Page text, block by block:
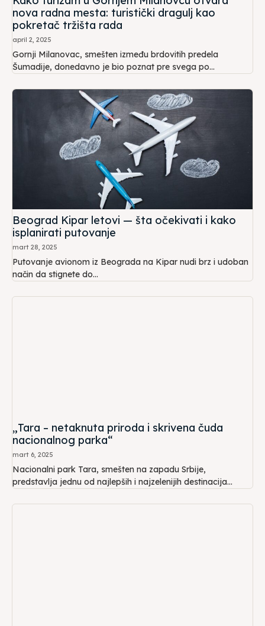
nova radna mesta: turistički dragulj kao
pokretač tržišta rada
april 2, 2025
Gornji Milanovac, smešten između brdovitih predela
Šumadije, donedavno je bio poznat pre svega po...
Beograd Kipar letovi — šta očekivati i kako
isplanirati putovanje
mart 28, 2025
Putovanje avionom iz Beograda na Kipar nudi brz i udoban
način da stignete do...
„Tara – netaknuta priroda i skrivena čuda
nacionalnog parka“
mart 6, 2025
Nacionalni park Tara, smešten na zapadu Srbije,
predstavlja jednu od najlepših i najzelenijih destinacija...